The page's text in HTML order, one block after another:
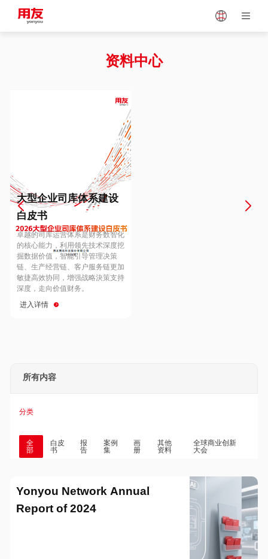
Vietnam
Europe
Hungary
Hong Kong
资料中心
大型企业司库体系建设
白皮书
卓越的司库运营体系是财务数智化
的核心能力，利用领先技术深度挖
掘数据价值，智能引导管理决策
链、生产经营链、客户服务链更加
敏捷高效协同，增强战略決策支持
深度，走向价值财务。
进入详情
所有内容
分类
全
部
白皮
书
报
告
案例
集
画
册
其他
资料
全球商业创新
大会
Yonyou Network Annual
Report of 2024